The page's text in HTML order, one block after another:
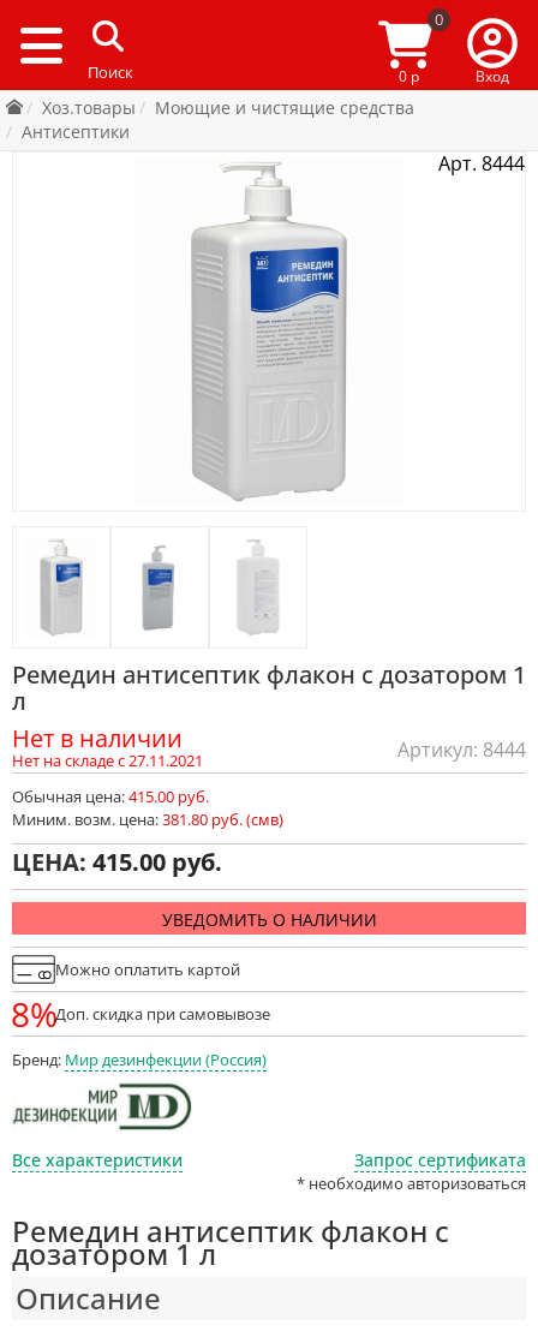
0
0 р Вход
Хоз.товары
Моющие и чистящие средства
Антисептики
Арт. 8444
Ремедин антисептик флакон с дозатором 1
л
Нет в наличии
Нет на складе с 27.11.2021 Артикул: 8444
Обычная цена:415.00 руб.
Миним. возм. цена:381.80 руб. (смв)
ЦЕНА: 415.00
УВЕДОМИТЬ О НАЛИЧИИ
Можно оплатить картой
8%Доп. скидка при самовывозе
Бренд: Мир дезинфекции (Россия)
Все характеристики Запрос сертификата
* необходимо авторизоваться
Ремедин антисептик флакон с
дозатором 1 л
Описание